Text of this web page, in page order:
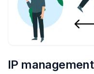
IP management